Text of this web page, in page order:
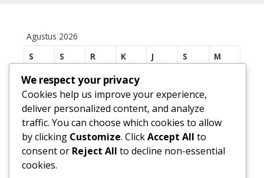
Agustus 2026
S
S R K J S
M
3
4 5 6 8
10
11 12 13 14 15
16
17
18 19 20 21 22
24
We respect your privacy
Cookies help us improve your experience,
deliver personalized content, and analyze
traffic. You can choose which cookies to allow
by clicking Customize. ClickAccept All to
consent or Reject All to decline non-essential
cookies.